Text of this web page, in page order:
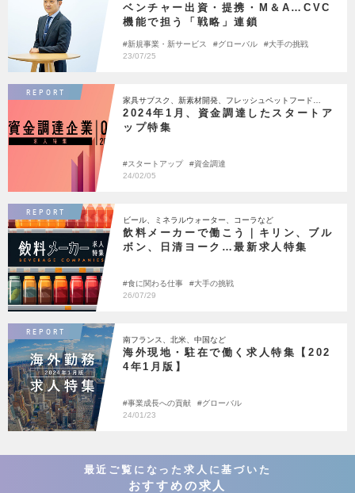
ベンチャー出資・提携・M＆A…CVC
機能で担う「戦略」連鎖
新規事業・新サービス グローバル
大手の挑戦
23/07/25
REPORT
家具サブスク、新素材開発、フレッシュペットフード…
2024年1月、資金調達したスタートア
ップ特集
スタートアップ
資金調達
24/02/05
REPORT
ビール、ミネラルウォーター、コーラなど
飲料メーカーで働こう｜キリン、ブル
ボン、日清ヨーク…最新求人特集
食に関わる仕事
大手の挑戦
26/07/29
REPORT
南フランス、北米、中国など
海外現地・駐在で働く求人特集【202
4年1月版】
事業成長への貢献
グローバル
24/01/23
最近ご覧になった求人に基づいた
おすすめの求人